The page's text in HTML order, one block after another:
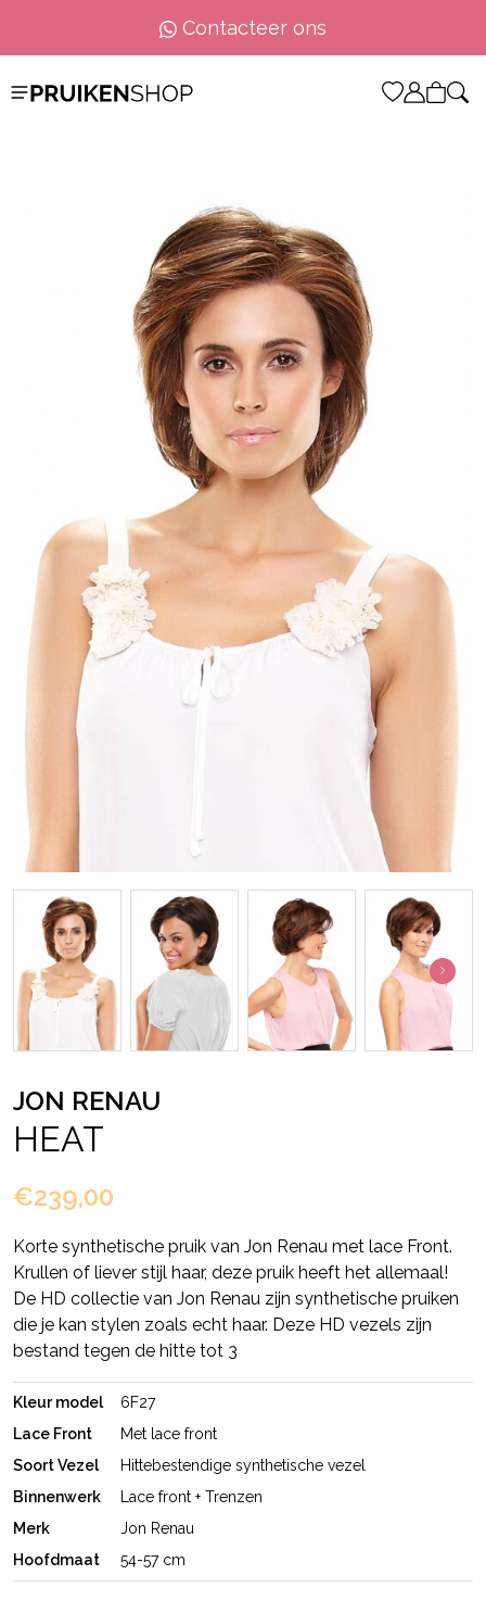
Contacteer ons
JON RENAU
HEAT
€239,00
Korte synthetische pruik van Jon Renau met lace Front.
Krullen of liever stijl haar, deze pruik heeft het allemaal!
De HD collectie van Jon Renau zijn synthetische pruiken
die je kan stylen zoals echt haar. Deze HD vezels zijn
bestand tegen de hitte tot 3
Kleur model
6F27
Lace Front
Met lace front
Soort Vezel
Hittebestendige synthetische vezel
Binnenwerk
Lace front + Trenzen
Merk
Jon Renau
Hoofdmaat
54-57 cm